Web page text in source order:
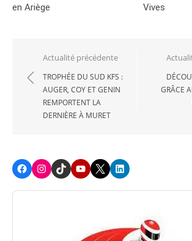
en Ariège
Vives
Navigation
de
l’article
Actualité précédente
TROPHÉE DU SUD KFS :
AUGER, COY ET GENIN
REMPORTENT LA
DERNIÈRE À MURET
GRÂCE
FacebookInstagram
TikTokYoutube
X LinkedIn